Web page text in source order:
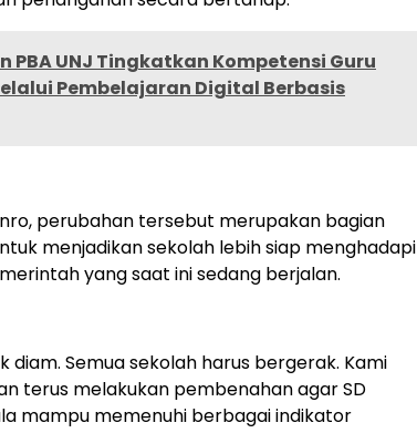
PBA UNJ Tingkatkan Kompetensi Guru
Pembelajaran Digital Berbasis
perubahan tersebut merupakan bagian
menjadikan sekolah lebih siap menghadapi
yang saat ini sedang berjalan.
diam. Semua sekolah harus bergerak. Kami
terus melakukan pembenahan agar SD
mampu memenuhi berbagai indikator